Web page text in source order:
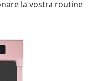
la vostra routine